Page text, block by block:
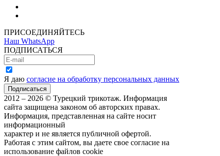
ПРИСОЕДИНЯЙТЕСЬ
Наш WhatsApp
ПОДПИСАТЬСЯ
Я даю согласие на обработку персональных данных
2012 – 2026 © Турецкий трикотаж. Информация
сайта защищена законом об авторских правах.
Информация, представленная на сайте носит
информационный
характер и не является публичной офертой.
Работая с этим сайтом, вы даете свое согласие на
использование файлов cookie